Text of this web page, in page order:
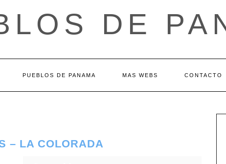
DE
PUEBLOS DE PANAMA MAS WEBS CONTACTO
– LA COLORADA